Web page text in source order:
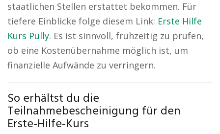
staatlichen Stellen erstattet bekommen. Für
tiefere Einblicke folge diesem Link: Erste Hilfe
Kurs Pully. Es ist sinnvoll, frühzeitig zu prüfen,
ob eine Kostenübernahme möglich ist, um
finanzielle Aufwände zu verringern.
So erhältst du die
Teilnahmebescheinigung für den
Erste-Hilfe-Kurs